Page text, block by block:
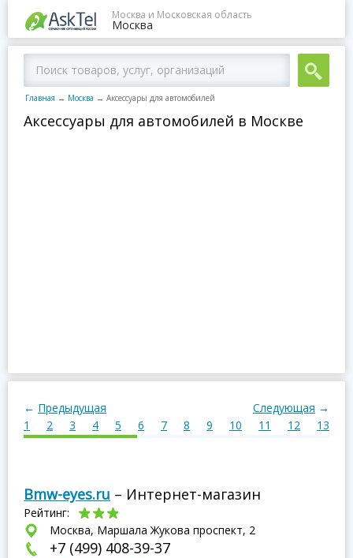
Москва и Московская область
Москва
Главная → Москва → Аксессуары для автомобилей
Аксессуары для автомобилей в Москве
← Предыдущая Следующая →
1
2 3 4 5 6 7 8 9 10 11 12 13
Bmw-eyes.ru – Интернет-магазин
Рейтинг:
Москва, Маршала Жукова проспект, 2
+7 (499) 408-39-37